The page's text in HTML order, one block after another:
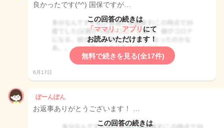
良かったです(^^) 国保ですが…
この回答の続きは
「ママリ」アプリ にて
お読みいただけます！
無料で続きを見る(全17件)
6月17日
ぽーんぽん
お返事ありがとうございます！ …
この回答の続きは